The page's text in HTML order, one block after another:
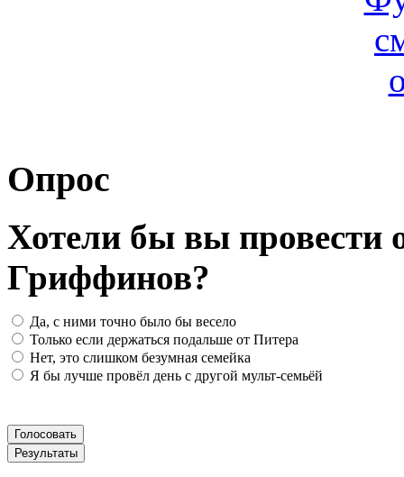
Опрос
Хотели бы вы провести
Гриффинов?
Да, с ними точно было бы весело
Только если держаться подальше от Питера
Нет, это слишком безумная семейка
Я бы лучше провёл день с другой мульт-семьёй